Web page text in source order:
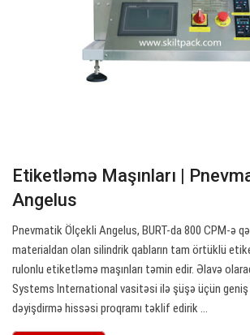
Etiketləmə Maşınları |
Angelus
Pnevmatik Ölçekli Angelus, BURT-da 800 CPM-ə
materialdan olan silindrik qabların tam örtüklü
rulonlu etiketləmə maşınları təmin edir. Əlavə
Systems International vasitəsi ilə şüşə üçün geniş
dəyişdirmə hissəsi proqramı təklif edirik ...